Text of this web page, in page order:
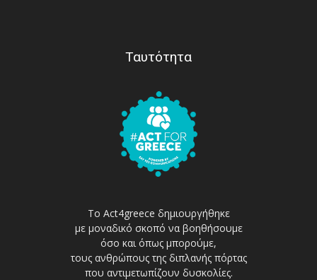
Ταυτότητα
Το Act4greece δημιουργήθηκε
με μοναδικό σκοπό να βοηθήσουμε
όσο και όπως μπορούμε,
τους ανθρώπους της διπλανής πόρτας
που αντιμετωπίζουν δυσκολίες.